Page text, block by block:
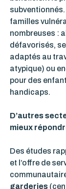
familles
nombreuses :
défavorisés,
adaptés au
atypique) ou
pour des
handicaps.
D’autres
mieux
Des études
et l’offre de
garderies